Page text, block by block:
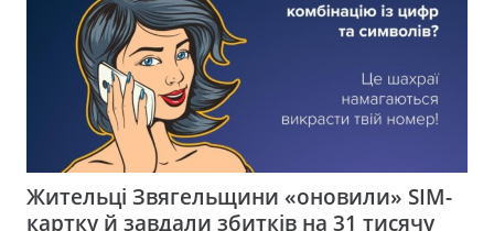
Жительці Звягельщини «оновили» SIM-
картку й завдали збитків на 31 тисячу